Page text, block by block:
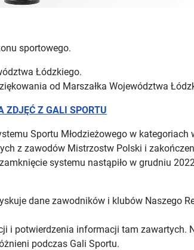
sportowego.
Łódzkiego.
od Marszałka Województwa
ZDJĘĆ Z GALI SPORTU
Sportu Młodzieżowego w kategoriach
z zawodów Mistrzostw Polski i
systemu nastąpiło w grudniu
dane zawodników i klubów Naszego
i potwierdzenia informacji tam
podczas Gali Sportu.